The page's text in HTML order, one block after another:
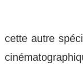
cette autre